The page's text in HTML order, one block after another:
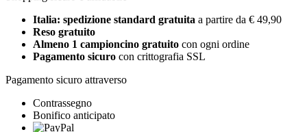
Italia: spedizione standard gratuita a partire da € 49,90
Reso gratuito
Almeno 1 campioncino gratuito con ogni ordine
Pagamento sicuro con crittografia SSL
Pagamento sicuro attraverso
Contrassegno
Bonifico anticipato